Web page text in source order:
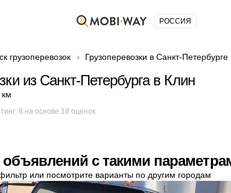
РОССИЯ
грузоперевозок Грузоперевозки в Санкт-Петербурге
из Санкт-Петербурга в Клин
8 на основе 18 оценок
с такими
или посмотрите варианты по другим городам